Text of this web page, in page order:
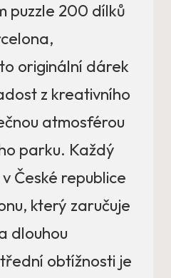
puzzle 200 dílků
originální dárek
z kreativního
atmosférou
parku. Každý
České republice
který zaručuje
dlouhou
obtížnosti je